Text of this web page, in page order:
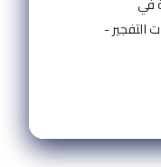
التفجير -